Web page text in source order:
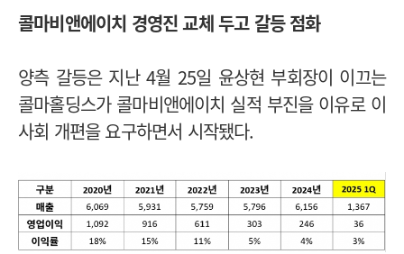
콜마비앤에이치 경영진 교체 두고 갈등 점화
양측 갈등은 지난 4월 25일 윤상현 부회장이 이끄는
콜마홀딩스가 콜마비앤에이치 실적 부진을 이유로 이
사회 개편을 요구하면서 시작됐다.